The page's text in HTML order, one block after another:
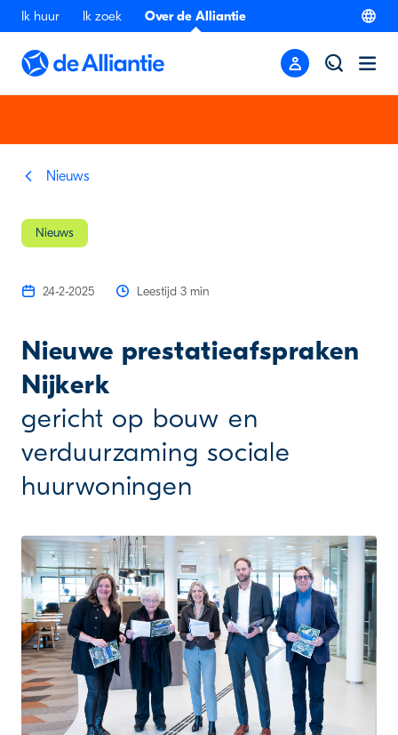
Ik huur Ik zoek Over de Alliantie
Nieuws
Nieuws
24-2-2025 Leestijd 3 min
Nieuwe prestatieafspraken
Nijkerk
gericht op bouw en
verduurzaming sociale
huurwoningen